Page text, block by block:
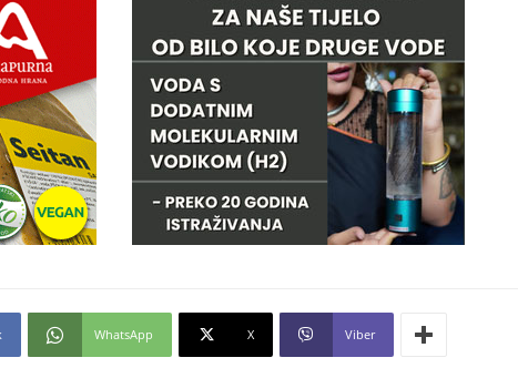
WhatsApp X Viber